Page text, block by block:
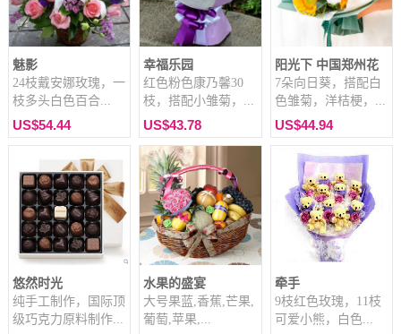
魅影
24枝戴安娜玫瑰，一
枝多头白色百合...
US$54.44
幸福乐园
红色粉色康乃馨30
枝，搭配小雏菊，...
US$43.78
阳光下 中国郑州花
7朵向日葵，搭配白
色雏菊，洋桔梗，...
US$44.94
悠然时光
纯手工制作，国际顶
级巧克力原料制作...
水果的盛宴
大号果蓝,香蕉,芒果,
葡萄,苹果,...
牵手
9枝红色玫瑰，11枝
可爱小熊，白色...